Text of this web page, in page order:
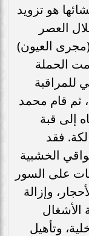
هو تزويد
العصر
العيون)
الحملة
للمراقبة
ثم قام محمد
إلى قبة
فقد
الخشبية
على السور
وإزالة
الأشغال
وتأهيل